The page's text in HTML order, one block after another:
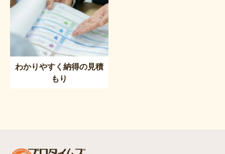
わかりやすく納得の見積
もり